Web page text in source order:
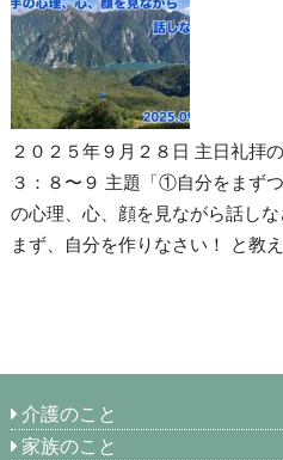
２０２５年９月２８日 主日礼拝
３：８〜９ 主題「①自分をまず
の心理、心、顔を見ながら話し
まず、自分を作りなさい！ と教
介護のこと
家族のこと